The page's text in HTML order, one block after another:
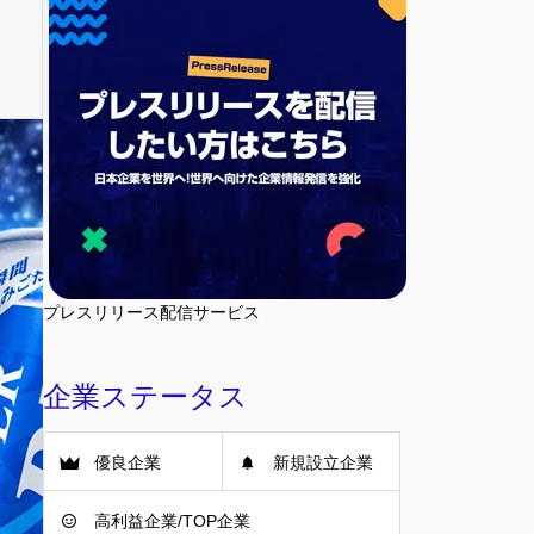
プレスリリース配信サービス
企業ステータス
優良企業 新規設立企業
高利益企業/TOP企業